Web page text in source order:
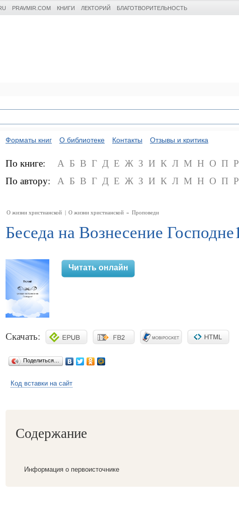
PRAVMIR.COM КНИГИ ЛЕКТОРИЙ БЛАГОТВОРИТЕЛЬНОСТЬ
Форматы книг О библиотеке Контакты Отзывы и критика
По книге: А Б В Г Д Е Ж З И К Л М Н О П Р
По автору:
А Б В Г Д Е Ж З И К Л М Н О П Р
О жизни христианской | О жизни христианской » Проповеди
Беседа на Вознесение
Читать онлайн
Скачать:
Поделиться…
Код вставки на сайт
Содержание
Информация о первоисточнике